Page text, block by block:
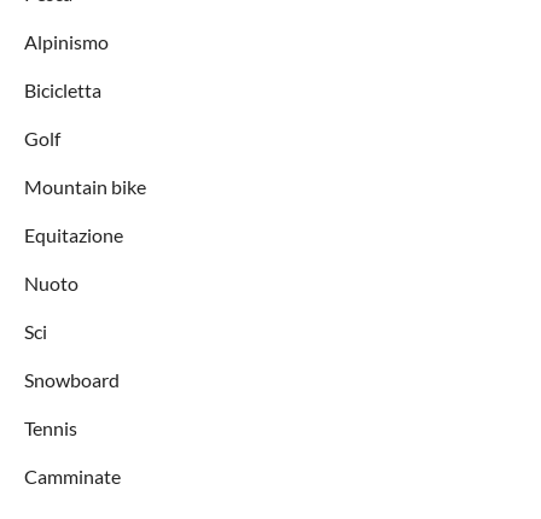
Alpinismo
Bicicletta
Golf
Mountain bike
Equitazione
Nuoto
Sci
Snowboard
Tennis
Camminate